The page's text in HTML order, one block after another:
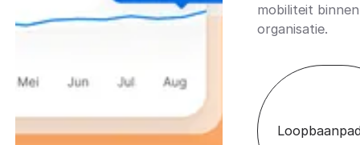
mobiliteit
organisatie.